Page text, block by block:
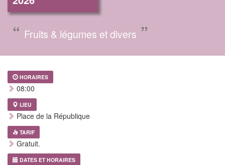
“ Fruits & légumes et divers ”
HORAIRES
08:00
LIEU
Place de la République
TARIF
Gratuit.
DATES ET HORAIRES